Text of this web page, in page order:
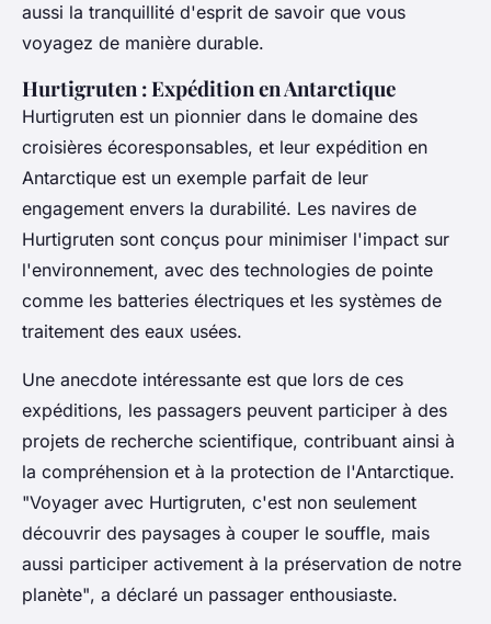
aussi la tranquillité d'esprit de savoir que vous
voyagez de manière durable.
Hurtigruten : Expédition en Antarctique
Hurtigruten est un pionnier dans le domaine des
croisières écoresponsables, et leur expédition en
Antarctique est un exemple parfait de leur
engagement envers la durabilité. Les navires de
Hurtigruten sont conçus pour minimiser l'impact sur
l'environnement, avec des technologies de pointe
comme les batteries électriques et les systèmes de
traitement des eaux usées.
Une anecdote intéressante est que lors de ces
expéditions, les passagers peuvent participer à des
projets de recherche scientifique, contribuant ainsi à
la compréhension et à la protection de l'Antarctique.
"Voyager avec Hurtigruten, c'est non seulement
découvrir des paysages à couper le souffle, mais
aussi participer activement à la préservation de notre
planète", a déclaré un passager enthousiaste.